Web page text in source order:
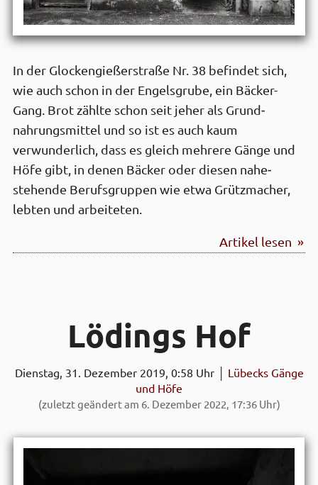
In der Glocken­gießer­straße Nr. 38 befindet sich,
wie auch schon in der Engels­grube, ein Bäcker-
Gang. Brot zählte schon seit je­her als Grund­
nahrungs­mittel und so ist es auch kaum
verwunder­lich, dass es gleich mehrere Gänge und
Höfe gibt, in denen Bäcker oder diesen nahe­
stehende Berufs­gruppen wie etwa Grütz­macher,
lebten und arbeiteten.
Artikel lesen »
Lödings Hof
Dienstag, 31. Dezember 2019, 0:58 Uhr │ Lübecks Gänge
und Höfe
(zuletzt geändert am 6. Dezember 2022, 17:36 Uhr)